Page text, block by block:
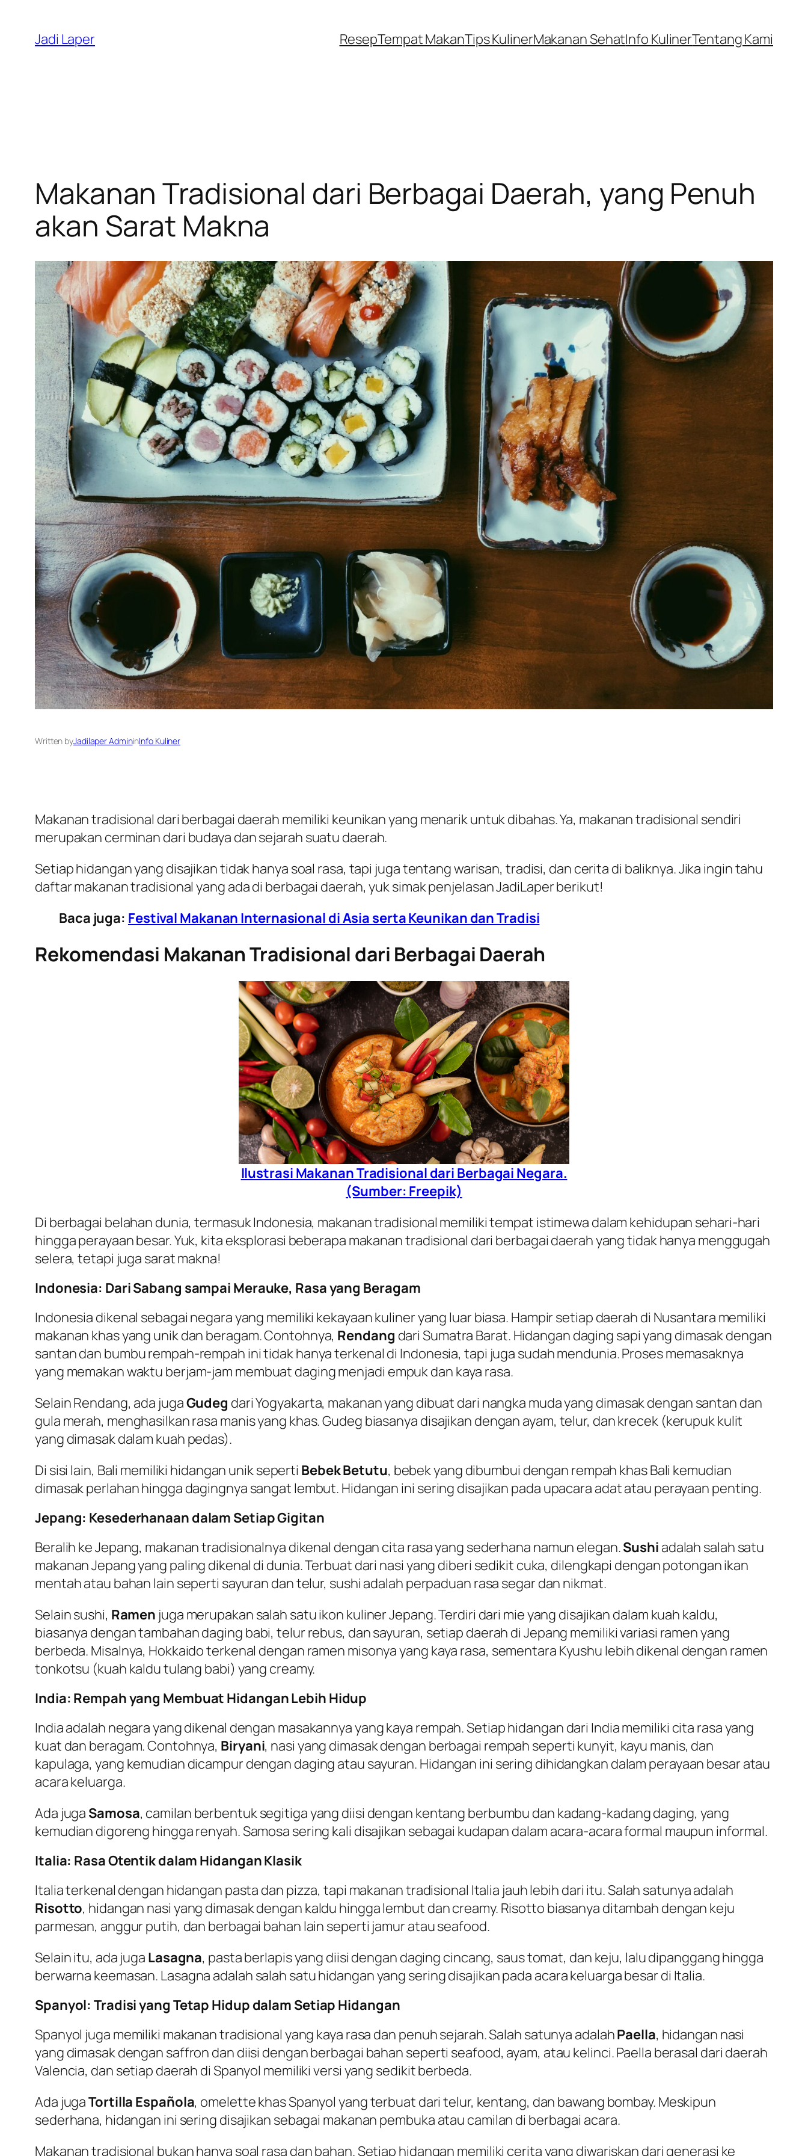
content
Jadi Laper ResepTempat MakanTips KulinerMakanan SehatInfo KulinerTentang Kami
Makanan Tradisional dari Berbagai Daerah, yang Penuh
akan Sarat Makna
Written byJadilaper AdmininInfo Kuliner
Makanan tradisional dari berbagai daerah memiliki keunikan yang menarik untuk dibahas. Ya, makanan tradisional sendiri
merupakan cerminan dari budaya dan sejarah suatu daerah.
Setiap hidangan yang disajikan tidak hanya soal rasa, tapi juga tentang warisan, tradisi, dan cerita di baliknya. Jika ingin tahu
daftar makanan tradisional yang ada di berbagai daerah, yuk simak penjelasan JadiLaper berikut!
Baca juga: Festival Makanan Internasional di Asia serta Keunikan dan Tradisi
Rekomendasi Makanan Tradisional dari Berbagai Daerah
Ilustrasi Makanan Tradisional dari Berbagai Negara.
(Sumber: Freepik)
Di berbagai belahan dunia, termasuk Indonesia, makanan tradisional memiliki tempat istimewa dalam kehidupan sehari-hari
hingga perayaan besar. Yuk, kita eksplorasi beberapa makanan tradisional dari berbagai daerah yang tidak hanya menggugah
selera, tetapi juga sarat makna!
Indonesia: Dari Sabang sampai Merauke, Rasa yang Beragam
Indonesia dikenal sebagai negara yang memiliki kekayaan kuliner yang luar biasa. Hampir setiap daerah di Nusantara memiliki
makanan khas yang unik dan beragam. Contohnya, Rendang dari Sumatra Barat. Hidangan daging sapi yang dimasak dengan
santan dan bumbu rempah-rempah ini tidak hanya terkenal di Indonesia, tapi juga sudah mendunia. Proses memasaknya
yang memakan waktu berjam-jam membuat daging menjadi empuk dan kaya rasa.
Selain Rendang, ada jugaGudeg dari Yogyakarta, makanan yang dibuat dari nangka muda yang dimasak dengan santan dan
gula merah, menghasilkan rasa manis yang khas. Gudeg biasanya disajikan dengan ayam, telur, dan krecek (kerupuk kulit
yang dimasak dalam kuah pedas).
Di sisi lain, Bali memiliki hidangan unik seperti Bebek Betutu, bebek yang dibumbui dengan rempah khas Bali kemudian
dimasak perlahan hingga dagingnya sangat lembut. Hidangan ini sering disajikan pada upacara adat atau perayaan penting.
Jepang: Kesederhanaan dalam Setiap Gigitan
Beralih ke Jepang, makanan tradisionalnya dikenal dengan cita rasa yang sederhana namun elegan.Sushi adalah salah satu
makanan Jepang yang paling dikenal di dunia. Terbuat dari nasi yang diberi sedikit cuka, dilengkapi dengan potongan ikan
mentah atau bahan lain seperti sayuran dan telur, sushi adalah perpaduan rasa segar dan nikmat.
Selain sushi, Ramen juga merupakan salah satu ikon kuliner Jepang. Terdiri dari mie yang disajikan dalam kuah kaldu,
biasanya dengan tambahan daging babi, telur rebus, dan sayuran, setiap daerah di Jepang memiliki variasi ramen yang
berbeda. Misalnya, Hokkaido terkenal dengan ramen misonya yang kaya rasa, sementara Kyushu lebih dikenal dengan ramen
tonkotsu (kuah kaldu tulang babi) yang creamy.
India: Rempah yang Membuat Hidangan Lebih Hidup
India adalah negara yang dikenal dengan masakannya yang kaya rempah. Setiap hidangan dari India memiliki cita rasa yang
kuat dan beragam. Contohnya, Biryani, nasi yang dimasak dengan berbagai rempah seperti kunyit, kayu manis, dan
kapulaga, yang kemudian dicampur dengan daging atau sayuran. Hidangan ini sering dihidangkan dalam perayaan besar atau
acara keluarga.
Ada juga Samosa, camilan berbentuk segitiga yang diisi dengan kentang berbumbu dan kadang-kadang daging, yang
kemudian digoreng hingga renyah. Samosa sering kali disajikan sebagai kudapan dalam acara-acara formal maupun informal.
Italia: Rasa Otentik dalam Hidangan Klasik
Italia terkenal dengan hidangan pasta dan pizza, tapi makanan tradisional Italia jauh lebih dari itu. Salah satunya adalah
Risotto, hidangan nasi yang dimasak dengan kaldu hingga lembut dan creamy. Risotto biasanya ditambah dengan keju
parmesan, anggur putih, dan berbagai bahan lain seperti jamur atau seafood.
Selain itu, ada juga Lasagna, pasta berlapis yang diisi dengan daging cincang, saus tomat, dan keju, lalu dipanggang hingga
berwarna keemasan. Lasagna adalah salah satu hidangan yang sering disajikan pada acara keluarga besar di Italia.
Spanyol: Tradisi yang Tetap Hidup dalam Setiap Hidangan
Spanyol juga memiliki makanan tradisional yang kaya rasa dan penuh sejarah. Salah satunya adalahPaella, hidangan nasi
yang dimasak dengan saffron dan diisi dengan berbagai bahan seperti seafood, ayam, atau kelinci. Paella berasal dari daerah
Valencia, dan setiap daerah di Spanyol memiliki versi yang sedikit berbeda.
Ada jugaTortilla Española, omelette khas Spanyol yang terbuat dari telur, kentang, dan bawang bombay. Meskipun
sederhana, hidangan ini sering disajikan sebagai makanan pembuka atau camilan di berbagai acara.
Makanan tradisional bukan hanya soal rasa dan bahan. Setiap hidangan memiliki cerita yang diwariskan dari generasi ke